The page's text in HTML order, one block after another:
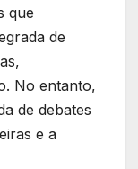
que
de
No entanto,
de debates
e a